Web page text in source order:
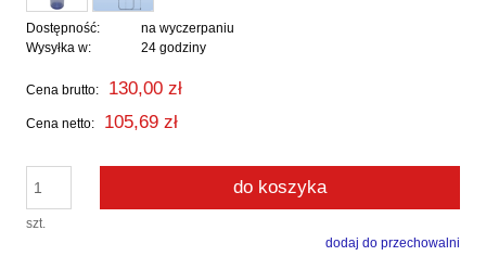
Dostępność:
na wyczerpaniu
Wysyłka w:
24 godziny
Cena brutto: 130,00 zł
Cena netto: 105,69 zł
szt.
do koszyka
dodaj do przechowalni